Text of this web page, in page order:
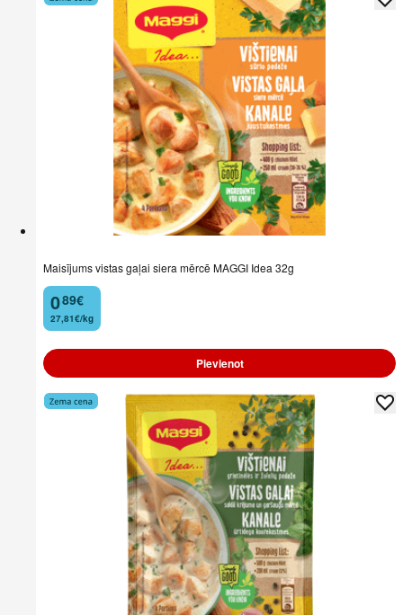
Maisījums vistas gaļai siera mērcē MAGGI Idea 32g
0
. 89€
27,81€/kg
Pievienot